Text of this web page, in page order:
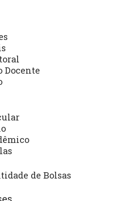
Docente
de Bolsas
0718
Atendimento:
à sexta
às 12:00
às 17:00
mail:
em Mestrado em Ciências
Beltrão
– Inscrições para o
Língua Estrangeira